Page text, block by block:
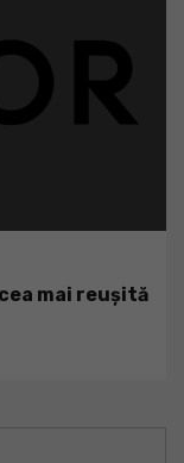
mai reușită